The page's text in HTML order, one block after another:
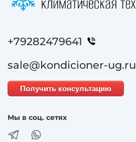
+79282479641
sale@kondicioner-ug.ru
Получить консультацию
Мы в соц. сетях